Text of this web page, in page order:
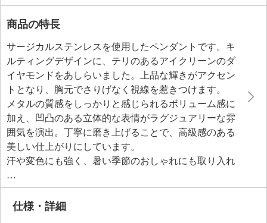
商品の特長
サージカルステンレスを使用したペンダントです。キ
ルティングデザインに、テリのあるアイクリーンのダ
イヤモンドをあしらいました。上品な輝きがアクセン
トとなり、胸元でさりげなく視線を惹きつけます。
メタルの質感をしっかりと感じられるボリューム感に
加え、凹凸のある立体的な表情がラグジュアリーな雰
囲気を演出。丁寧に磨き上げることで、高級感のある
美しい仕上がりにしています。
汗や変色にも強く、暑い季節のおしゃれにも取り入れ
やすい一品です。
仕様・詳細